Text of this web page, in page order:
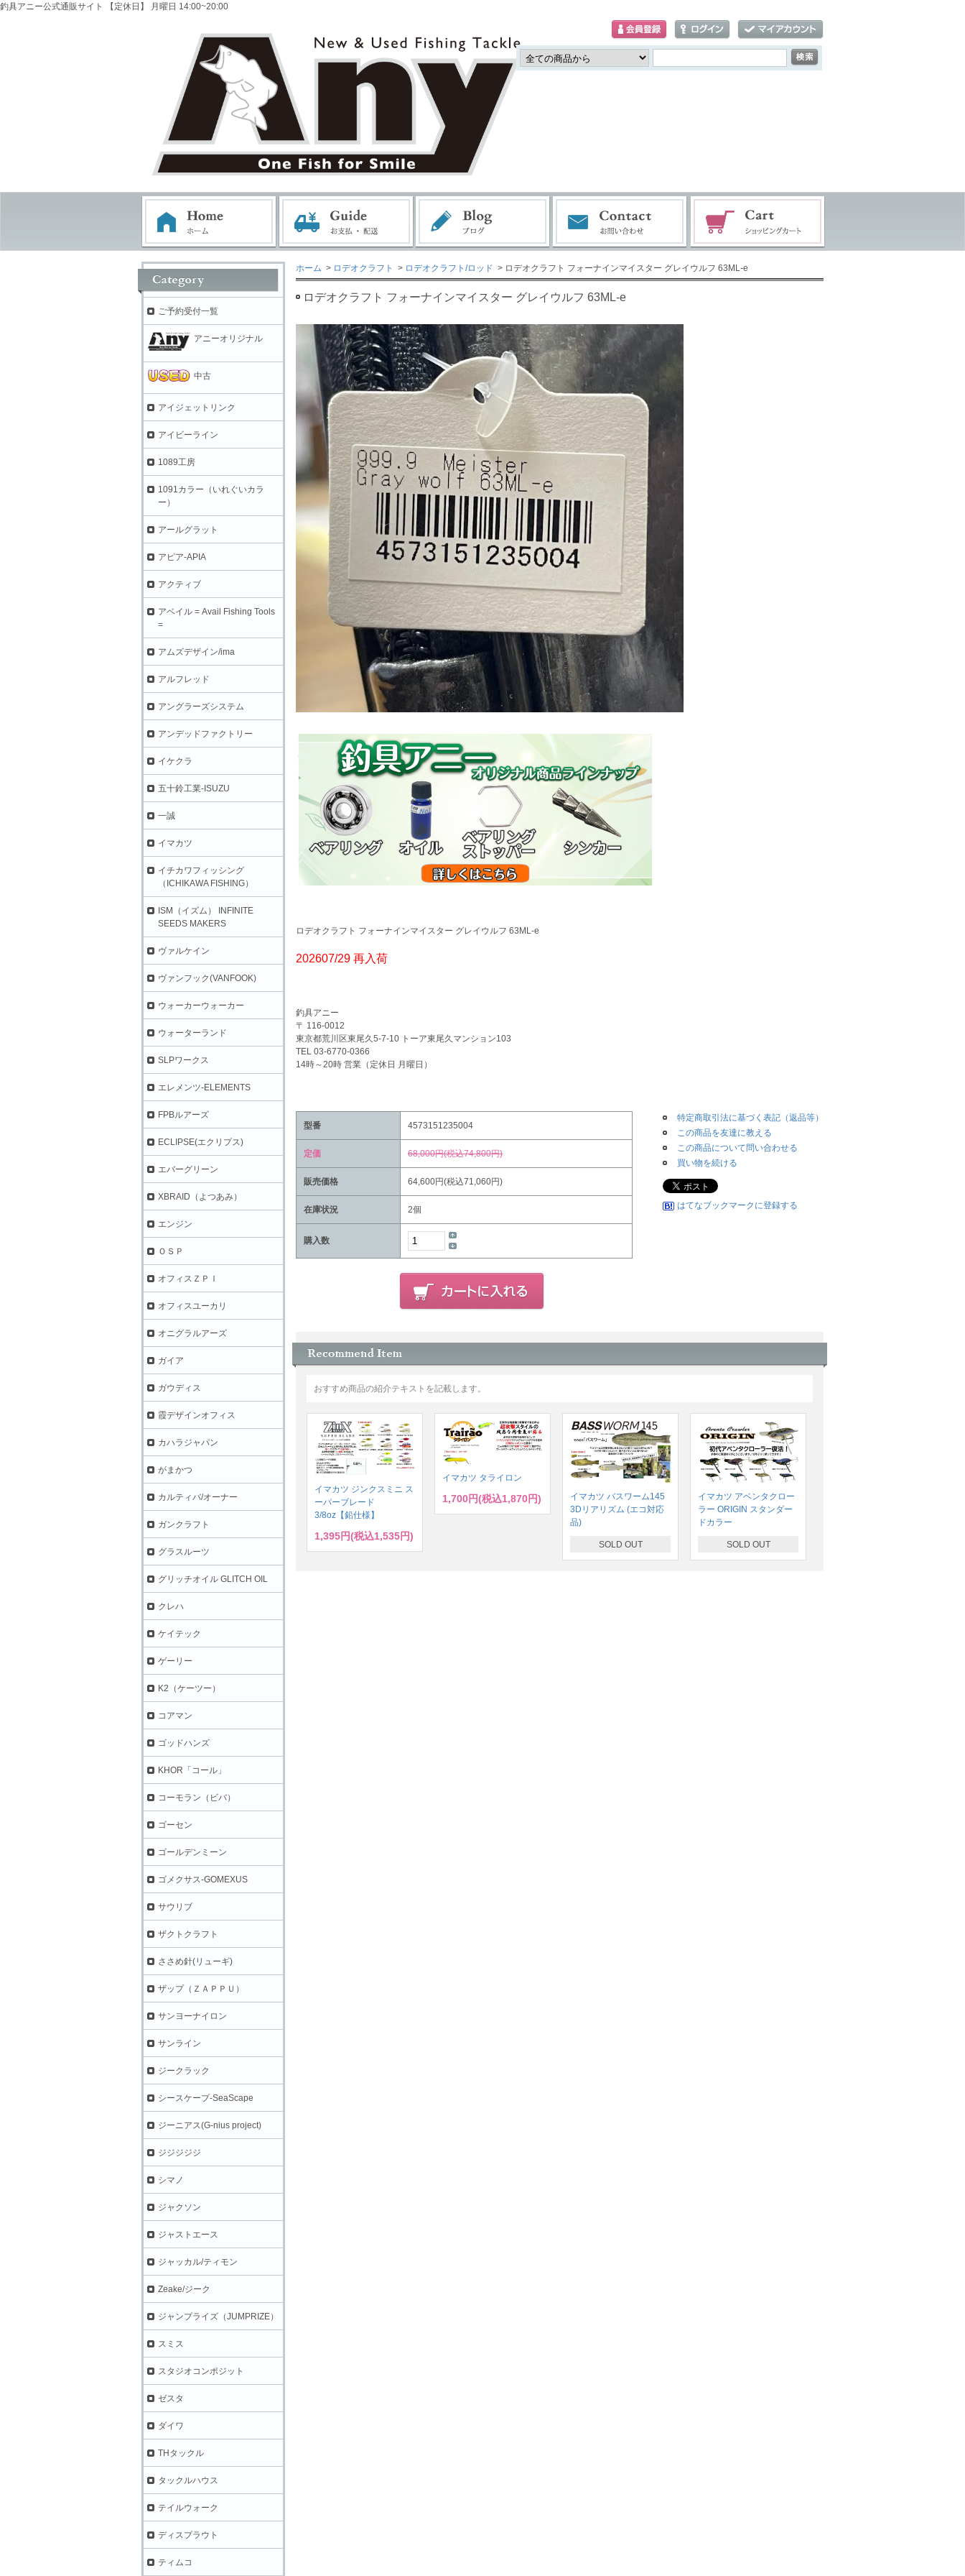
釣具アニー公式通販サイト 【定休日】 月曜日 14:00~20:00
ホーム > ロデオクラフト > ロデオクラフト/ロッド > ロデオクラフト フォーナインマイスター グレイウルフ 63ML-e
ロデオクラフト フォーナインマイスター グレイウルフ 63ML-e
ロデオクラフト フォーナインマイスター グレイウルフ 63ML-e
202607/29 再入荷
釣具アニー
〒 116-0012
東京都荒川区東尾久5-7-10 トーア東尾久マンション103
TEL 03-6770-0366
14時～20時 営業（定休日 月曜日）
型番 4573151235004
定価 68,000円(税込74,800円)
販売価格 64,600円(税込71,060円)
在庫状況 2個
購入数
特定商取引法に基づく表記（返品等）
この商品を友達に教える
この商品について問い合わせる
買い物を続ける
はてなブックマークに登録する
おすすめ商品の紹介テキストを記載します。
イマカツ ジンクスミニ ス
ーパーブレード
3/8oz【鉛仕様】
1,395円(税込1,535円)
イマカツ タライロン
1,700円(税込1,870円)
イマカツ バスワーム145
3Dリアリズム (エコ対応
品)
SOLD OUT
イマカツ アベンタクロー
ラー ORIGIN スタンダー
ドカラー
SOLD OUT
ご予約受付一覧
アニーオリジナル
中古
アイジェットリンク
アイビーライン
1089工房
1091カラー（いれぐいカラ
ー）
アールグラット
アピア-APIA
アクティブ
アベイル = Avail Fishing Tools
=
アムズデザイン/ima
アルフレッド
アングラーズシステム
アンデッドファクトリー
イケクラ
五十鈴工業-ISUZU
一誠
イマカツ
イチカワフィッシング
（ICHIKAWA FISHING）
ISM（イズム） INFINITE
SEEDS MAKERS
ヴァルケイン
ヴァンフック(VANFOOK)
ウォーカーウォーカー
ウォーターランド
SLPワークス
エレメンツ-ELEMENTS
FPBルアーズ
ECLIPSE(エクリプス)
エバーグリーン
XBRAID（よつあみ）
エンジン
ＯＳＰ
オフィスＺＰＩ
オフィスユーカリ
オニグラルアーズ
ガイア
ガウディス
霞デザインオフィス
カハラジャパン
がまかつ
カルティバ/オーナー
ガンクラフト
グラスルーツ
グリッチオイル GLITCH OIL
クレハ
ケイテック
ゲーリー
K2（ケーツー）
コアマン
ゴッドハンズ
KHOR「コール」
コーモラン（ビバ）
ゴーセン
ゴールデンミーン
ゴメクサス-GOMEXUS
サウリブ
ザクトクラフト
ささめ針(リューギ)
ザップ（ＺＡＰＰＵ）
サンヨーナイロン
サンライン
ジークラック
シースケープ-SeaScape
ジーニアス(G-nius project)
ジジジジジ
シマノ
ジャクソン
ジャストエース
ジャッカル/ティモン
Zeake/ジーク
ジャンプライズ（JUMPRIZE）
スミス
スタジオコンポジット
ゼスタ
ダイワ
THタックル
タックルハウス
テイルウォーク
ディスプラウト
ティムコ